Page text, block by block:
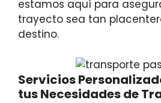
estamos aquí para
trayecto sea tan
destino.
Servicios
tus Necesidades de